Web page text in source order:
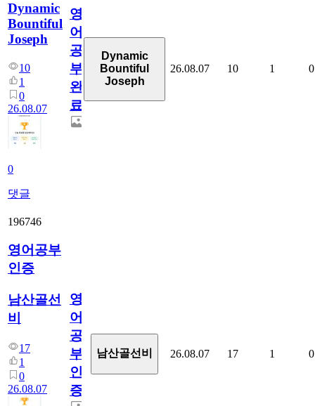
Dynamic
Bountiful
Joseph
10
1
0
26.08.07
0
댓글
영
어
공
부
완
료
Dynamic
Bountiful
Joseph
26.08.07 10 1 0
196746
영어공부
인증
남산골선
비
17
1
0
26.08.07
영
어
공
부
인
증
남산골선비 26.08.07 17 1 0